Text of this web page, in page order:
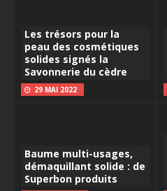
Les trésors pour la
peau des cosmétiques
solides signés la
Savonnerie du cèdre
29 MAI 2022
Baume multi-usages,
démaquillant solide : de
Superbon produits